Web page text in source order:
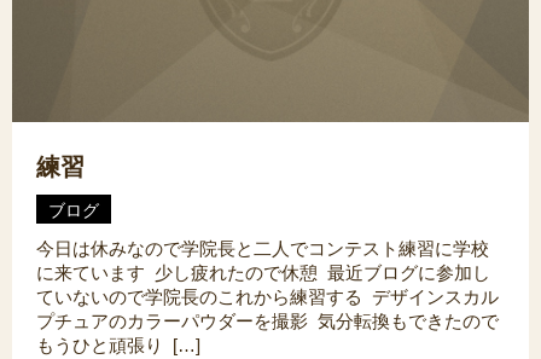
練習
ブログ
今日は休みなので学院長と二人でコンテスト練習に学校
に来ています 少し疲れたので休憩 最近ブログに参加し
ていないので学院長のこれから練習する デザインスカル
プチュアのカラーパウダーを撮影 気分転換もできたので
もうひと頑張り […]